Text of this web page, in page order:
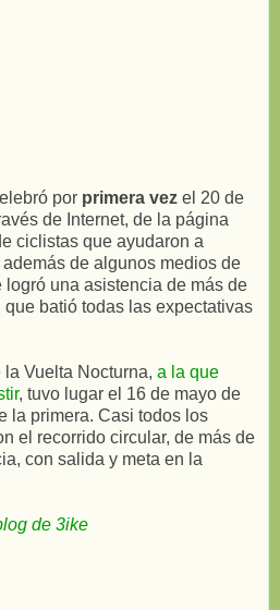
por primera vez el 20 de
de Internet, de la página
ciclistas que ayudaron a
de algunos medios de
una asistencia de más de
batió todas las expectativas
la Vuelta Nocturna, a la que
, tuvo lugar el 16 de mayo de
la primera. Casi todos los
el recorrido circular, de más de
con salida y meta en la
de 3ike